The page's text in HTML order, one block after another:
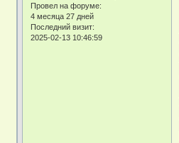
Провел на форуме:
4 месяца 27 дней
Последний визит:
2025-02-13 10:46:59